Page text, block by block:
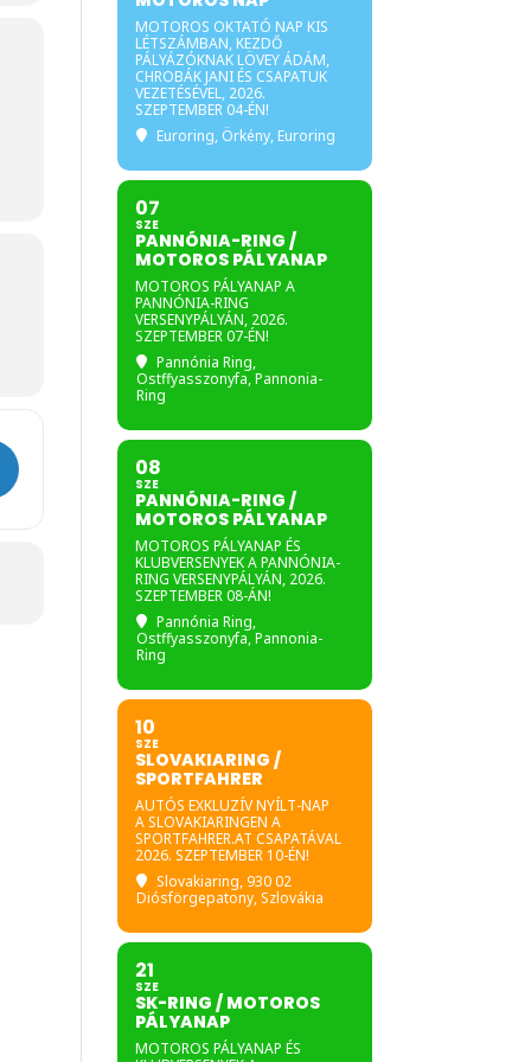
MOTOROS OKTATÓ NAP KIS
LÉTSZÁMBAN, KEZDŐ
PÁLYÁZÓKNAK LÖVEY ÁDÁM,
CHROBÁK JANI ÉS CSAPATUK
VEZETÉSÉVEL, 2026.
SZEPTEMBER 04-ÉN!
Euroring, Örkény, Euroring
07
SZE
PANNÓNIA-RING /
MOTOROS PÁLYANAP
MOTOROS PÁLYANAP A
PANNÓNIA-RING
VERSENYPÁLYÁN, 2026.
SZEPTEMBER 07-ÉN!
Pannónia Ring,
Ostffyasszonyfa, Pannonia-
Ring
08
SZE
PANNÓNIA-RING /
MOTOROS PÁLYANAP
MOTOROS PÁLYANAP ÉS
KLUBVERSENYEK A PANNÓNIA-
RING VERSENYPÁLYÁN, 2026.
SZEPTEMBER 08-ÁN!
Pannónia Ring,
Ostffyasszonyfa, Pannonia-
Ring
10
SZE
SLOVAKIARING /
SPORTFAHRER
AUTÓS EXKLUZÍV NYÍLT-NAP
A SLOVAKIARINGEN A
SPORTFAHRER.AT CSAPATÁVAL
2026. SZEPTEMBER 10-ÉN!
Slovakiaring, 930 02
Diósförgepatony, Szlovákia
21
SZE
SK-RING / MOTOROS
PÁLYANAP
MOTOROS PÁLYANAP ÉS